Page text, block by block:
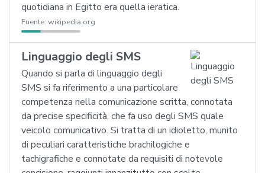
quotidiana in Egitto era quella ieratica.
Fuente: wikipedia.org
Linguaggio degli SMS
Quando si parla di linguaggio degli
SMS si fa riferimento a una particolare
competenza nella comunicazione scritta, connotata
da precise specificità, che fa uso degli SMS quale
veicolo comunicativo. Si tratta di un idioletto, munito
di peculiari caratteristiche brachilogiche e
tachigrafiche e connotate da requisiti di notevole